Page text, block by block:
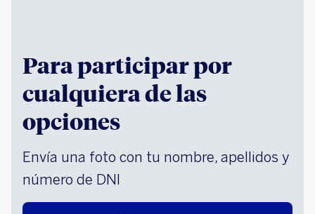
Para participar por
cualquiera de las
opciones
Envía una foto con tu nombre, apellidos y
número de DNI